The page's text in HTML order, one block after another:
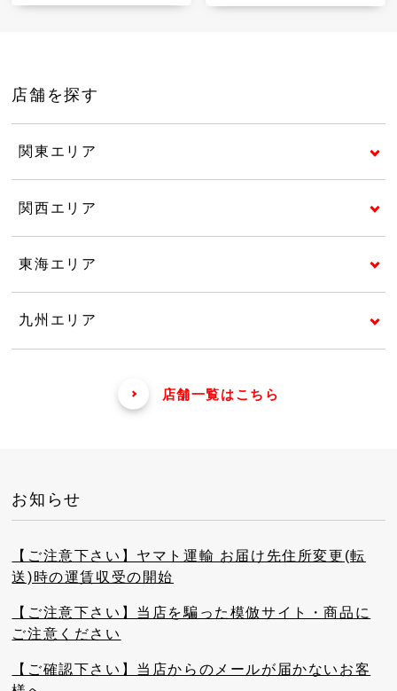
店舗を探す
関東エリア
関西エリア
東海エリア
九州エリア
店舗一覧はこちら
お知らせ
【ご注意下さい】ヤマト運輸 お届け先住所変更(転
送)時の運賃収受の開始
【ご注意下さい】当店を騙った模倣サイト・商品に
ご注意ください
【ご確認下さい】当店からのメールが届かないお客